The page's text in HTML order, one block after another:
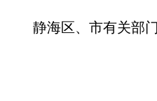
静海区、市有关部